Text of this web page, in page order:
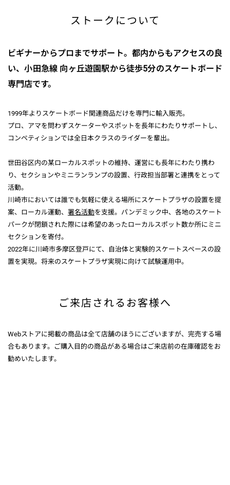
ストークについて
ビギナーからプロまでサポート。都内からもアクセスの良
い、小田急線 向ヶ丘遊園駅から徒歩5分のスケートボード
専門店です。
1999年よりスケートボード関連商品だけを専門に輸入販売。
プロ、アマを問わずスケーターやスポットを長年にわたりサポートし、
コンペティションでは全日本クラスのライダーを輩出。
世田谷区内の某ローカルスポットの維持、運営にも長年にわたり携わ
り、セクションやミニランランプの設置、行政担当部署と連携をとって
活動。
川崎市においては誰でも気軽に使える場所にスケートプラザの設置を提
案、ローカル運動、 署名活動を支援。パンデミック中、各地のスケート
パークが閉鎖された際には希望のあったローカルスポット数か所にミニ
セクションを寄付。
2022年に川崎市多摩区登戸にて、自治体と実験的スケートスペースの設
置を実現。将来のスケートプラザ実現に向けて試験運用中。
ご来店されるお客様へ
Webストアに掲載の商品は全て店舗のほうにございますが、完売する場
合もあります。ご購入目的の商品がある場合はご来店前の在庫確認をお
勧めいたします。